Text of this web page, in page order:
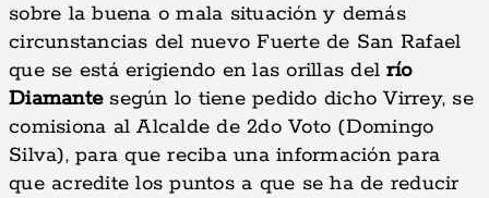
sobre la buena o mala situación y demás
circunstancias del nuevo Fuerte de San Rafael
que se está erigiendo en las orillas delrío
Diamantesegún lo tiene pedido dicho Virrey, se
comisiona al Alcalde de 2do Voto (Domingo
Silva), para que reciba una información para
que acredite los puntos a que se ha de reducir